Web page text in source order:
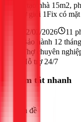
Cải tạo nhà 15m2,
Thợ giỏi 1Fix có
22/02/2026 11
Bảo hành 12 tháng
Thợ chuyên
Hỗ trợ 24/7
Tóm tắt nhanh
Vấn đề